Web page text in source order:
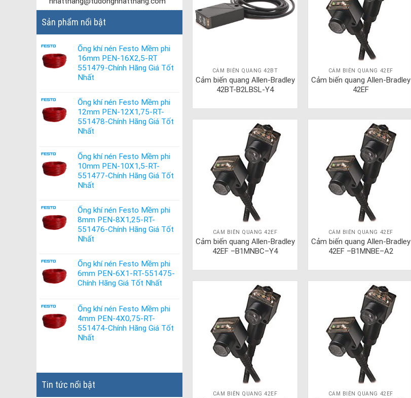
Sản phẩm nổi bật
Ống khí nén Festo Mềm phi
16mm PEN-16X2,5-RT
551479-Chính Hãng Giá Tốt
Nhất
Ống khí nén Festo Mềm phi
12mm PEN-12X1,75-RT-
551478-Chính Hãng Giá Tốt
Nhất
Ống khí nén Festo Mềm phi
10mm PEN-10X1,5-RT-
551477-Chính Hãng Giá Tốt
Nhất
Ống khí nén Festo Mềm phi
8mm PEN-8X1,25-RT-
551476-Chính Hãng Giá Tốt
Nhất
Ống khí nén Festo Mềm phi
6mm PEN-6X1-RT-551475-
Chính Hãng Giá Tốt Nhất
Ống khí nén Festo Mềm phi
4mm PEN-4X0,75-RT-
551474-Chính Hãng Giá Tốt
Nhất
Tin tức nổi bật
CẢM BIẾN QUANG 42BT
Cảm biến quang Allen-Bradley
42BT-B2LBSL-Y4
CẢM BIẾN QUANG 42EF
Cảm biến quang Allen-Bradley
42EF
CẢM BIẾN QUANG 42EF
Cảm biến quang Allen-Bradley
42EF –B1MNBC–Y4
CẢM BIẾN QUANG 42EF
Cảm biến quang Allen-Bradley
42EF –B1MNBE–A2
CẢM BIẾN QUANG 42EF CẢM BIẾN QUANG 42EF